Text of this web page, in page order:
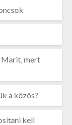
Marit, mert
a közös?
kell